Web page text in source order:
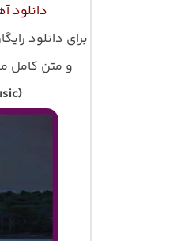
دانلود
برای دانلود
و متن کامل